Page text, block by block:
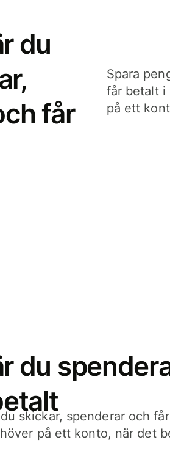
du
får
Spara
får betalt i
på ett
du
skickar, spenderar och
på ett konto, när det